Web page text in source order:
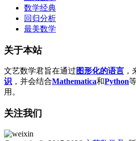
数学经典
回归分析
最美数学
关于本站
文艺数学君旨在通过 图形化的语言
识 ，并会结合Mathematica和Python
用。
关注我们